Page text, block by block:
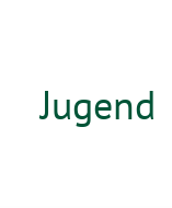
Jugend